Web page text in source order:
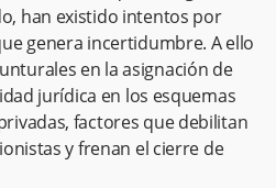
han existido intentos por
genera incertidumbre. A ello
en la asignación de
jurídica en los esquemas
factores que debilitan
y frenan el cierre de